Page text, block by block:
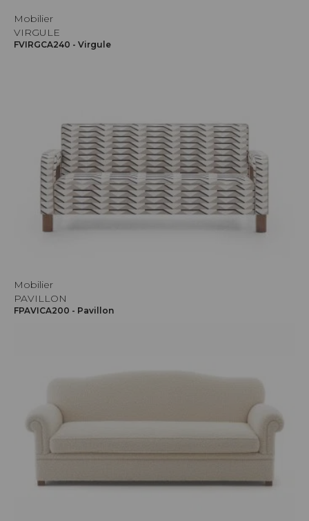
Mobilier
VIRGULE
FVIRGCA240 - Virgule
Mobilier
PAVILLON
FPAVICA200 - Pavillon